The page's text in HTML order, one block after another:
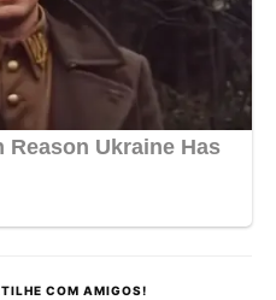
COM AMIGOS!